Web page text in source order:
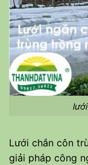
Lưới chắn côn
giải pháp công